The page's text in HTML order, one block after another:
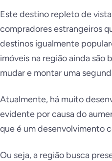
Este destino repleto de
compradores estrangeiros
destinos igualmente
imóveis na região ainda são
mudar e montar uma
Atualmente, há muito
evidente por causa do
que é um desenvolvimento
Ou seja, a região busca